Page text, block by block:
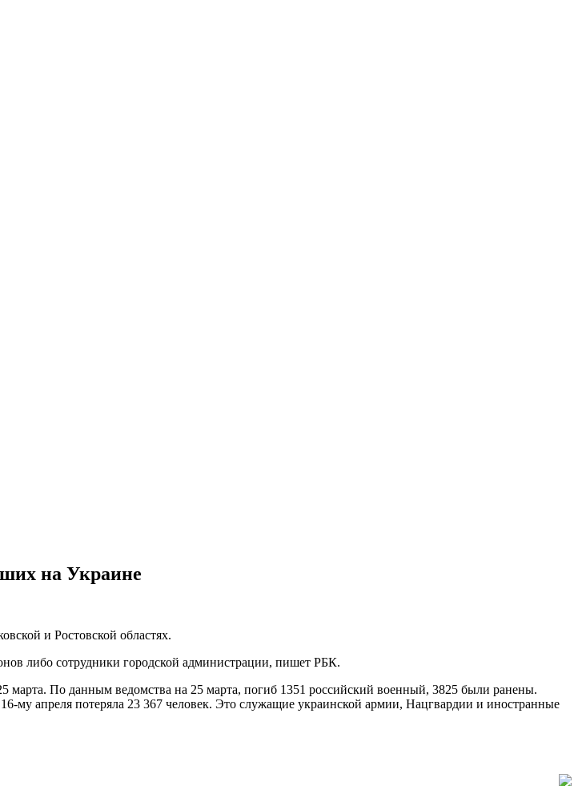
на Украине
и Ростовской областях.
либо сотрудники городской администрации, пишет РБК.
По данным ведомства на 25 марта, погиб 1351 российский военный, 3825 были ранены.
му апреля потеряла 23 367 человек. Это служащие украинской армии, Нацгвардии и иностранные